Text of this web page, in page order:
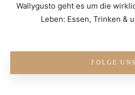
Wallygusto geht es um die
Leben: Essen, Trinken &
FOLGE UNS